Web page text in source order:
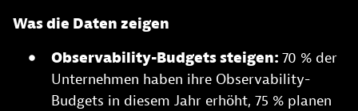
Was die Daten zeigen
Observability-Budgets steigen: 70 % der
Unternehmen haben ihre Observability-
Budgets in diesem Jahr erhöht, 75 % planen